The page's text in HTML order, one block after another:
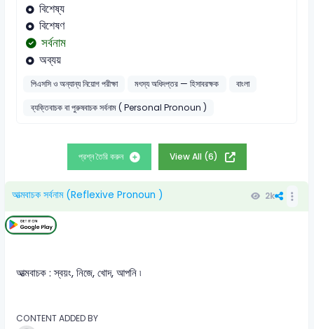
বিশেষ্য
বিশেষণ
সর্বনাম
অব্যয়
পিএসসি ও অন্যান্য নিয়োগ পরীক্ষা মৎস্য অধিদপ্তর — হিসাবরক্ষক
বাংলা
ব্যক্তিবাচক বা পুরুষবাচক সর্বনাম ( Personal Pronoun )
প্রশ্ন তৈরি করুন View All (6)
আত্মবাচক সর্বনাম (Reflexive Pronoun ) 2k
আত্মবাচক : স্বয়ং, নিজে, খোদ, আপনি ৷
CONTENT ADDED BY